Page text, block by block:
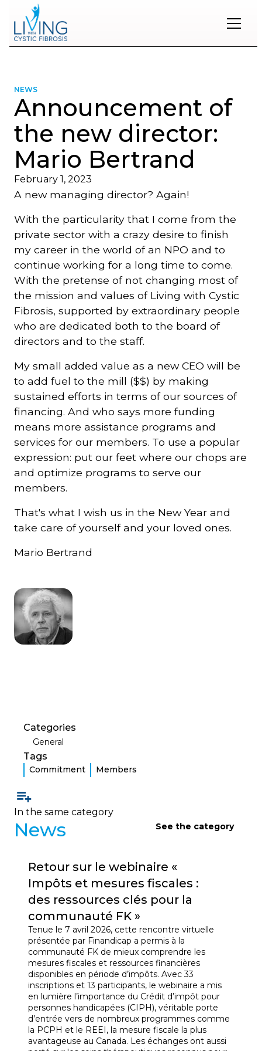
NEWS
Announcement of
the new director:
Mario Bertrand
February 1, 2023
A new managing director? Again!
With the particularity that I come from the
private sector with a crazy desire to finish
my career in the world of an NPO and to
continue working for a long time to come.
With the pretense of not changing most of
the mission and values of Living with Cystic
Fibrosis, supported by extraordinary people
who are dedicated both to the board of
directors and to the staff.
My small added value as a new CEO will be
to add fuel to the mill ($$) by making
sustained efforts in terms of our sources of
financing. And who says more funding
means more assistance programs and
services for our members. To use a popular
expression: put our feet where our chops are
and optimize programs to serve our
members.
That's what I wish us in the New Year and
take care of yourself and your loved ones.
Mario Bertrand
Categories
General
Tags
Commitment Members
In the same category
News See the category
Retour sur le webinaire «
Impôts et mesures fiscales :
des ressources clés pour la
communauté FK »
Tenue le 7 avril 2026, cette rencontre virtuelle
présentée par Finandicap a permis à la
communauté FK de mieux comprendre les
mesures fiscales et ressources financières
disponibles en période d’impôts. Avec 33
inscriptions et 13 participants, le webinaire a mis
en lumière l’importance du Crédit d’impôt pour
personnes handicapées (CIPH), véritable porte
d’entrée vers de nombreux programmes comme
la PCPH et le REEI, la mesure fiscale la plus
avantageuse au Canada. Les échanges ont aussi
Restons
contact
Inscrivez-
à
notre
infolettre
pour
rester
l'affût
nouveautés.
Prénom
Courriel
avec
*
M'inscrire